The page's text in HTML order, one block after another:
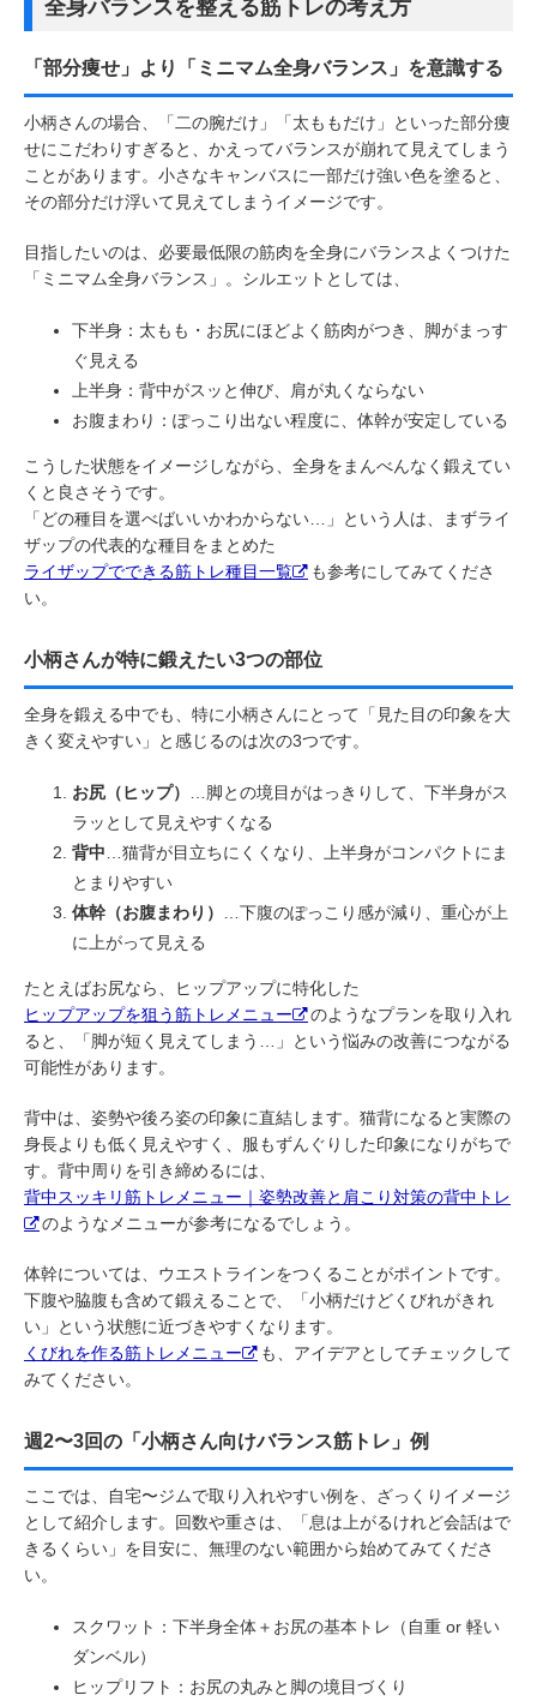
全身バランスを整える筋トレの考え方
「部分痩せ」より「ミニマム全身バランス」を意識する
小柄さんの場合、「二の腕だけ」「太ももだけ」といった部分痩
せにこだわりすぎると、かえってバランスが崩れて見えてしまう
ことがあります。小さなキャンバスに一部だけ強い色を塗ると、
その部分だけ浮いて見えてしまうイメージです。
目指したいのは、必要最低限の筋肉を全身にバランスよくつけた
「ミニマム全身バランス」。シルエットとしては、
下半身：太もも・お尻にほどよく筋肉がつき、脚がまっす
ぐ見える
上半身：背中がスッと伸び、肩が丸くならない
お腹まわり：ぽっこり出ない程度に、体幹が安定している
こうした状態をイメージしながら、全身をまんべんなく鍛えてい
くと良さそうです。
「どの種目を選べばいいかわからない…」という人は、まずライ
ザップの代表的な種目をまとめた
ライザップでできる筋トレ種目一覧
も参考にしてみてくださ
い。
小柄さんが特に鍛えたい3つの部位
全身を鍛える中でも、特に小柄さんにとって「見た目の印象を大
きく変えやすい」と感じるのは次の3つです。
お尻（ヒップ）
…脚との境目がはっきりして、下半身がス
ラッとして見えやすくなる
背中 …猫背が目立ちにくくなり、上半身がコンパクトにま
とまりやすい
体幹（お腹まわり）
…下腹のぽっこり感が減り、重心が上
に上がって見える
たとえばお尻なら、ヒップアップに特化した
ヒップアップを狙う筋トレメニュー
のようなプランを取り入れ
ると、「脚が短く見えてしまう…」という悩みの改善につながる
可能性があります。
背中は、姿勢や後ろ姿の印象に直結します。猫背になると実際の
身長よりも低く見えやすく、服もずんぐりした印象になりがちで
す。背中周りを引き締めるには、
背中スッキリ筋トレメニュー｜姿勢改善と肩こり対策の背中トレ
のようなメニューが参考になるでしょう。
体幹については、ウエストラインをつくることがポイントです。
下腹や脇腹も含めて鍛えることで、「小柄だけどくびれがきれ
い」という状態に近づきやすくなります。
くびれを作る筋トレメニュー
も、アイデアとしてチェックして
みてください。
週2〜3回の「小柄さん向けバランス筋トレ」例
ここでは、自宅〜ジムで取り入れやすい例を、ざっくりイメージ
として紹介します。回数や重さは、「息は上がるけれど会話はで
きるくらい」を目安に、無理のない範囲から始めてみてくださ
い。
スクワット：下半身全体＋お尻の基本トレ（自重 or 軽い
ダンベル）
ヒップリフト：お尻の丸みと脚の境目づくり